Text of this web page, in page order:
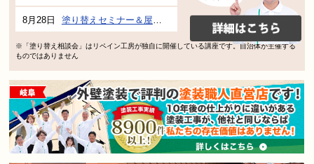
8月28日 塗り替えセミナー＆屋根、外壁の塗り替え市民講座 inぎふメディアコスモス
※「塗り替え相談会」はリペイン工房が独自に開催している講座です。自治体が主催する
ものではありません